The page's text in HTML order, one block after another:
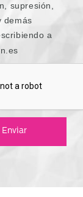
supresión,
demás
a
Enviar